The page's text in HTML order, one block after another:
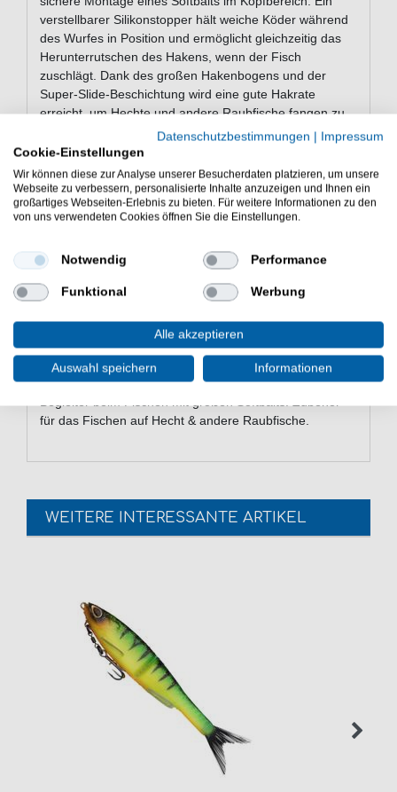
verstellbarer Silikonstopper hält weiche Köder während
des Wurfes in Position und ermöglicht gleichzeitig das
Herunterrutschen des Hakens, wenn der Fisch
zuschlägt. Dank des großen Hakenbogens und der
Super-Slide-Beschichtung wird eine gute Hakrate
erreicht, um Hechte und andere Raubfische fangen zu
Eigenschaften der BKK Titan Hooks
Raubfischhaken
Spirale für Softbait
großer Hakenbogen
Lieferumfang: Offsethaken, unterschiedliche
Anzahl je nach gewählter Variante
Die BKK Titan Hooks Raubfischhaken sind ein treuer
Begleiter beim Fischen mit großen Softbaits. Zubehör
für das Fischen auf Hecht & andere Raubfische.
WEITERE INTERESSANTE ARTIKEL
Datenschutzbestimmungen | Impressum
Cookie-Einstellungen
Wir können diese zur Analyse unserer Besucherdaten platzieren, um unsere
Webseite zu verbessern, personalisierte Inhalte anzuzeigen und Ihnen ein
großartiges Webseiten-Erlebnis zu bieten. Für weitere Informationen zu den
von uns verwendeten Cookies öffnen Sie die Einstellungen.
Notwendig Performance
Funktional Werbung
Alle akzeptieren
Auswahl speichern Informationen